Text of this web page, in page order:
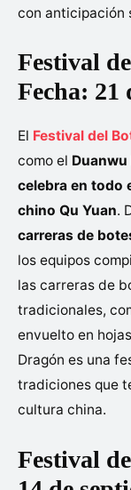
con anticipación
Festival
Fecha: 21
El Festival del
como el Duanwu
celebra en todo
chino Qu Yuan.
carreras de
los equipos
las carreras de
tradicionales,
envuelto en
Dragón es una
tradiciones que
cultura china.
Festival